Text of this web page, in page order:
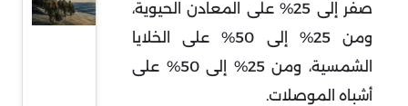
صفر إلى 25% على المعادن الحيوية،
ومن 25% إلى 50% على الخلايا
الشمسية، ومن 25% إلى 50% على
أشباه الموصلات.
توقعات
سحب
قوات